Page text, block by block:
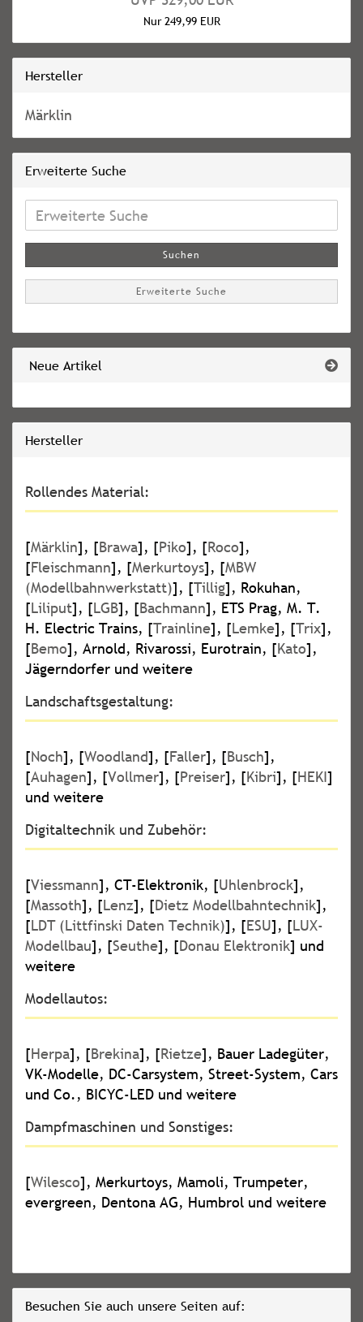
Nur 249,99 EUR
Hersteller
Märklin
Erweiterte Suche
Erweiterte
Suche
Suchen
Erweiterte Suche
Neue Artikel
Hersteller
Rollendes Material:
[Märklin], [Brawa], [Piko], [Roco],
[Fleischmann], [Merkurtoys], [MBW
(Modellbahnwerkstatt)], [Tillig], Rokuhan,
[Liliput], [LGB], [Bachmann], ETS Prag, M. T.
H. Electric Trains, [Trainline], [Lemke], [Trix],
[Bemo], Arnold, Rivarossi, Eurotrain, [Kato],
Jägerndorfer und weitere
Landschaftsgestaltung:
[Noch], [Woodland], [Faller], [Busch],
[Auhagen], [Vollmer], [Preiser], [Kibri], [HEKI]
und weitere
Digitaltechnik und Zubehör:
[Viessmann], CT-Elektronik, [Uhlenbrock],
[Massoth], [Lenz], [Dietz Modellbahntechnik],
[LDT (Littfinski Daten Technik)], [ESU], [LUX-
Modellbau], [Seuthe], [Donau Elektronik] und
weitere
Modellautos:
[Herpa], [Brekina], [Rietze], Bauer Ladegüter,
VK-Modelle, DC-Carsystem, Street-System, Cars
und Co., BICYC-LED und weitere
Dampfmaschinen und Sonstiges:
[Wilesco], Merkurtoys, Mamoli, Trumpeter,
evergreen, Dentona AG, Humbrol und weitere
Besuchen Sie auch unsere Seiten auf: